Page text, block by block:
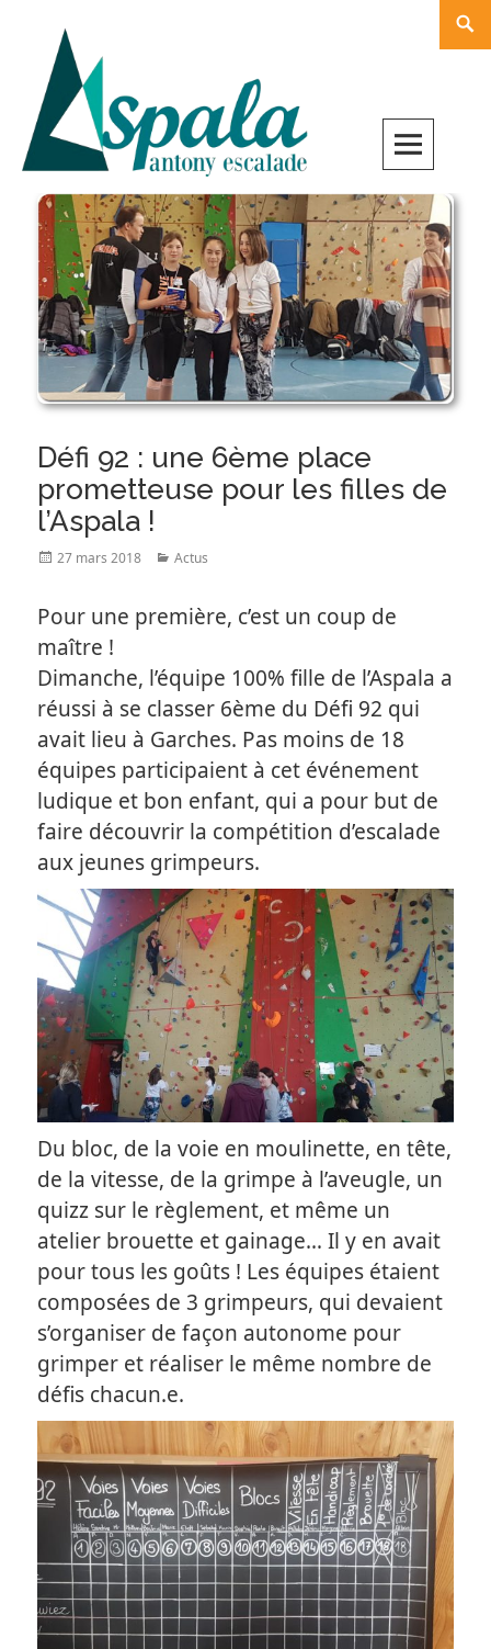
content
Défi 92 : une 6ème place
prometteuse pour les filles de
l’Aspala !
Posted
27 mars 2018 Categories
Actus
Pour une première, c’est un coup de
maître !
Dimanche, l’équipe 100% fille de l’Aspala a
réussi à se classer 6ème du Défi 92 qui
avait lieu à Garches. Pas moins de 18
équipes participaient à cet événement
ludique et bon enfant, qui a pour but de
faire découvrir la compétition d’escalade
aux jeunes grimpeurs.
Du bloc, de la voie en moulinette, en tête,
de la vitesse, de la grimpe à l’aveugle, un
quizz sur le règlement, et même un
atelier brouette et gainage… Il y en avait
pour tous les goûts ! Les équipes étaient
composées de 3 grimpeurs, qui devaient
s’organiser de façon autonome pour
grimper et réaliser le même nombre de
défis chacun.e.